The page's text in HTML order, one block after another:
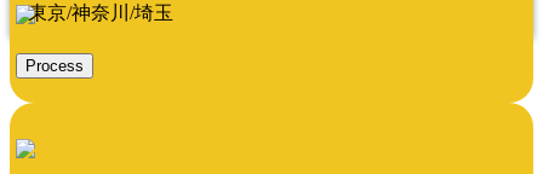
東京/神奈川/埼玉
Process